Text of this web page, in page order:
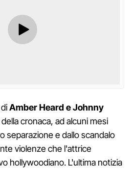
Amber Heard e Johnny
cronaca, ad alcuni mesi
separazione e dallo scandalo
violenze che l'attrice
hollywoodiano. L'ultima notizia